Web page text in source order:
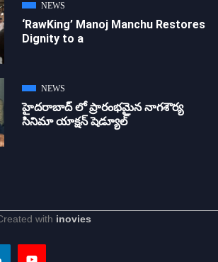
NEWS
‘RawKing’ Manoj Manchu Restores
Dignity to a
NEWS
హైదరాబాద్ లో ప్రారంభమైన నాగశౌర్య
సినిమా యాక్షన్ షెడ్యూల్
with inovies